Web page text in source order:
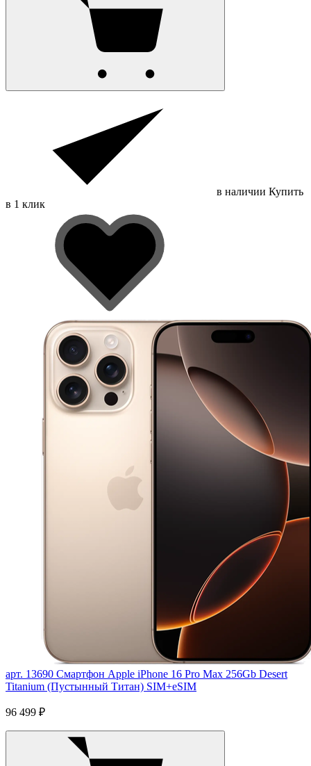
в наличии Купить
в 1 клик
арт. 13690 Смартфон Apple iPhone 16 Pro Max 256Gb Desert
Titanium (Пустынный Титан) SIM+eSIM
96 499 ₽